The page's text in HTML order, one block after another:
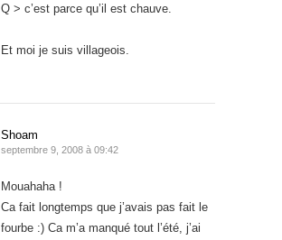
Q > c’est parce qu’il est chauve.
Et moi je suis villageois.
Shoam
septembre 9, 2008 à 09:42
Mouahaha !
Ca fait longtemps que j’avais pas fait le
fourbe :) Ca m’a manqué tout l’été, j’ai